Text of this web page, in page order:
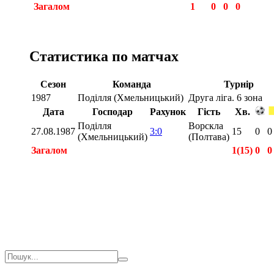
Загалом 1 0 0 0
Статистика по матчах
Сезон Команда
Турнір
1987
Поділля (Хмельницький) Друга ліга. 6 зона
Дата
Господар Рахунок Гість
Хв.
27.08.1987
Поділля
(Хмельницький)
3:0
Ворскла
(Полтава)
15 0
0
Загалом
1(15) 0
0